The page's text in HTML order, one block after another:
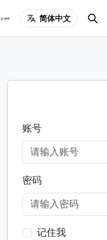
简体中文
账号
密码
记住我